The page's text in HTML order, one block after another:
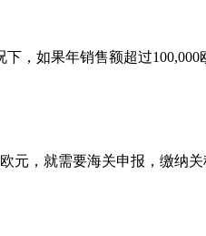
，如果年销售额超过
元，就需要海关申报，缴纳